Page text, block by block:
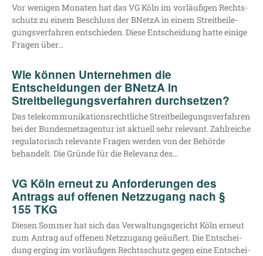
Vor weni­gen Mona­ten hat das VG Köln im vor­läu­fi­gen Rechts­
schutz zu einem Beschluss der BNetzA in einem Streit­bei­le­
gungs­ver­fah­ren ent­schie­den. Die­se Ent­schei­dung hat­te eini­ge
Fra­gen über…
Wie können Unternehmen die
Entscheidungen der BNetzA in
Streitbeilegungsverfahren durchsetzen?
Das tele­kom­mu­ni­ka­ti­ons­recht­li­che Streit­bei­le­gungs­ver­fah­ren
bei der Bun­des­netz­agen­tur ist aktu­ell sehr rele­vant. Zahl­rei­che
regu­la­to­risch rele­van­te Fra­gen wer­den von der Behör­de
behan­delt. Die Grün­de für die Rele­vanz des…
VG Köln erneut zu Anforderungen des
Antrags auf offenen Netzzugang nach §
155 TKG
Die­sen Som­mer hat sich das Ver­wal­tungs­ge­richt Köln erneut
zum Antrag auf offe­nen Netz­zu­gang geäu­ßert. Die Ent­schei­
dung erging im vor­läu­fi­gen Rechts­schutz gegen eine Ent­schei­